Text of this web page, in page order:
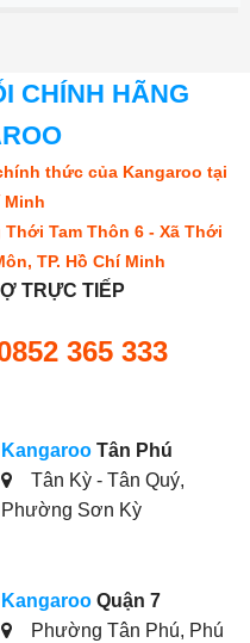
CHÍNH HÃNG
thức của Kangaroo tại
Minh
Tam Thôn 6 - Xã Thới
TP. Hồ Chí Minh
TRỰC TIẾP
365 333
Kangaroo Tân Phú
Tân Kỳ - Tân Quý,
Phường Sơn Kỳ
Kangaroo Quận 7
Phường Tân Phú, Phú